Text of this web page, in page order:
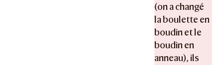
(on a changé
la boulette en
boudin et le
boudin en
anneau), ils